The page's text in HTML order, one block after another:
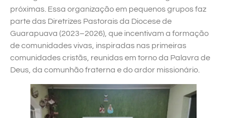
próximas. Essa organização em pequenos grupos faz
parte das Diretrizes Pastorais da Diocese de
Guarapuava (2023–2026), que incentivam a formação
de comunidades vivas, inspiradas nas primeiras
comunidades cristãs, reunidas em torno da Palavra de
Deus, da comunhão fraterna e do ardor missionário.